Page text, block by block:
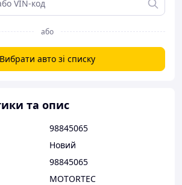
або
Вибрати авто зі списку
та опис
98845065
Новий
98845065
MOTORTEC